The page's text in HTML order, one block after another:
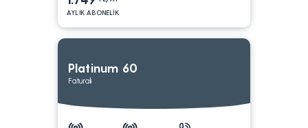
AYLIK ABONELİK
Platinum 60
Faturalı